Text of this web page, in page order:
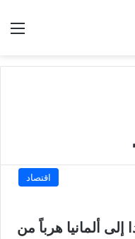
اقتصاد
ألمانيا هرباً من